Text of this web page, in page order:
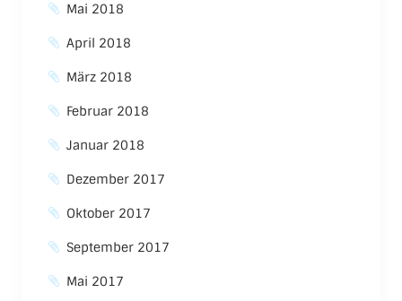
Mai 2018
April 2018
März 2018
Februar 2018
Januar 2018
Dezember 2017
Oktober 2017
September 2017
Mai 2017